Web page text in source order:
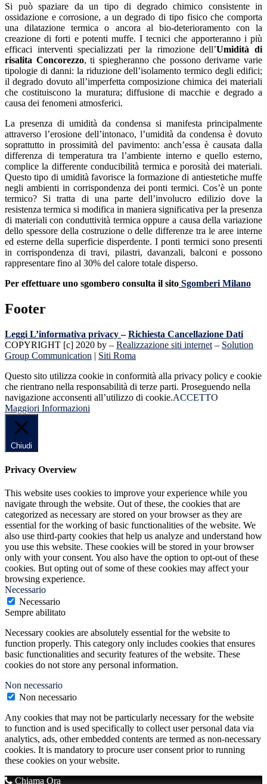
Si può spaziare da un tipo di degrado chimico consistente in
ossidazione e corrosione, a un degrado di tipo fisico che comporta
una dilatazione termica o ancora al bio-deterioramento con la
creazione di forti e potenti muffe. I tecnici che apporteranno i più
efficaci interventi specializzati per la rimozione dell’Umidità di
risalita Concorezzo, ti spiegheranno che possono derivarne varie
tipologie di danni: la riduzione dell’isolamento termico degli edifici;
il degrado dovuto all’imperfetta composizione chimica dei materiali
che costituiscono la muratura; diffusione di macchie e degrado a
causa dei fenomeni atmosferici.
La presenza di umidità da condensa si manifesta principalmente
attraverso l’erosione dell’intonaco, l’umidità da condensa è dovuto
soprattutto in prossimità del pavimento: anch’essa è causata dalla
differenza di temperatura tra l’ambiente interno e quello esterno,
complice la differente conducibilità termica e porosità dei materiali.
Questo tipo di umidità favorisce la formazione di antiestetiche muffe
negli ambienti in corrispondenza dei ponti termici. Cos’è un ponte
termico? Si tratta di una parte dell’involucro edilizio dove la
resistenza termica si modifica in maniera significativa per la presenza
di materiali con conduttività termica oppure a causa della variazione
dello spessore della costruzione o delle differenze tra le aree interne
ed esterne della superficie disperdente. I ponti termici sono presenti
in corrispondenza di travi, pilastri, davanzali, balconi e possono
rappresentare fino al 30% del calore totale disperso.
Per effettuare uno sgombero consulta il sito Sgomberi Milano
Footer
Leggi L’informativa privacy –Richiesta Cancellazione Dati
COPYRIGHT [c] 2020 by – Realizzazione siti internet – Solution
Group Communication | Siti Roma
Questo sito utilizza cookie in conformità alla privacy policy e cookie
che rientrano nella responsabilità di terze parti. Proseguendo nella
navigazione acconsenti all’utilizzo di cookie.ACCETTO
Maggiori Informazioni
Chiudi
Privacy Overview
This website uses cookies to improve your experience while you
navigate through the website. Out of these, the cookies that are
categorized as necessary are stored on your browser as they are
essential for the working of basic functionalities of the website. We
also use third-party cookies that help us analyze and understand how
you use this website. These cookies will be stored in your browser
only with your consent. You also have the option to opt-out of these
cookies. But opting out of some of these cookies may affect your
browsing experience.
Necessario
Necessario
Sempre abilitato
Necessary cookies are absolutely essential for the website to
function properly. This category only includes cookies that ensures
basic functionalities and security features of the website. These
cookies do not store any personal information.
Non necessario
Non necessario
Any cookies that may not be particularly necessary for the website
to function and is used specifically to collect user personal data via
analytics, ads, other embedded contents are termed as non-necessary
cookies. It is mandatory to procure user consent prior to running
these cookies on your website.
Chiama Ora